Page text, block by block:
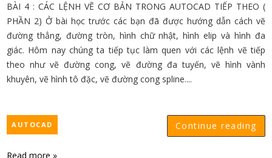
BÀI 4 : CÁC LỆNH VẼ CƠ BẢN TRONG AUTOCAD TIẾP THEO (
PHẦN 2) Ở bài học trước các bạn đã được hướng dẫn cách vẽ
đường thẳng, đường tròn, hình chữ nhật, hình elip và hình đa
giác. Hôm nay chúng ta tiếp tục làm quen với các lệnh vẽ tiếp
theo như vẽ đường cong, vẽ đường đa tuyến, vẽ hình vành
khuyên, vẽ hình tô đặc, vẽ đường cong spline....
Continue reading
AUTOCAD
Read more »